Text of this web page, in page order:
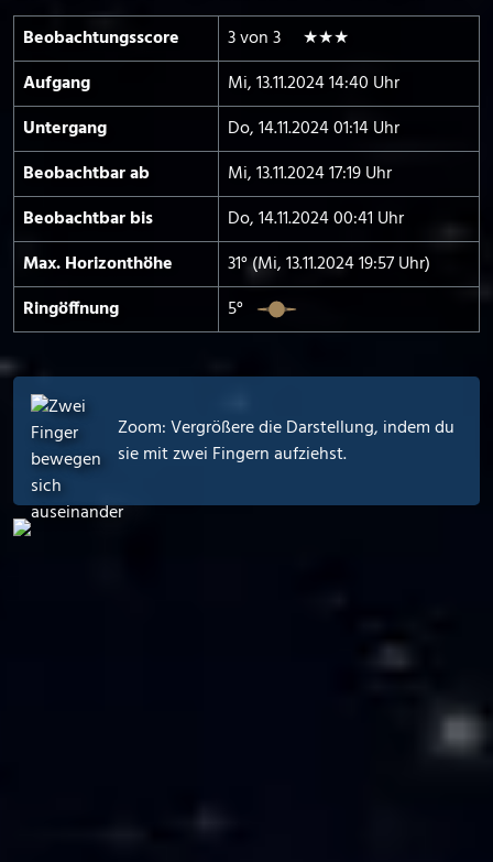
Beobachtungs­score
3 von 3 ★★★
Aufgang
Mi, 13.11.2024 14:40 Uhr
Untergang
Do, 14.11.2024 01:14 Uhr
Beobachtbar ab
Mi, 13.11.2024 17:19 Uhr
Beobachtbar bis
Do, 14.11.2024 00:41 Uhr
Max. Horizont­höhe
31° (Mi, 13.11.2024 19:57 Uhr)
Ringöffnung
5°
Zoom: Vergrößere die Darstellung, indem du
sie mit zwei Fingern aufziehst.